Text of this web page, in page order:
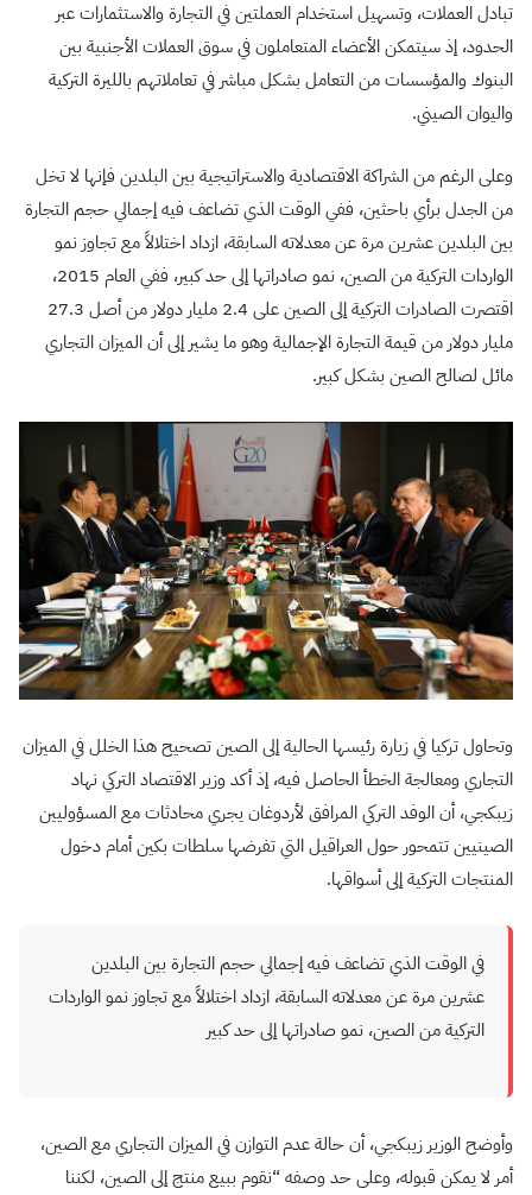
تبادل العملات، وتسهيل استخدام العملتين في التجارة والاستثمارات عبر
الحدود، إذ سيتمكن الأعضاء المتعاملون في سوق العملات الأجنبية بين
البنوك والمؤسسات من التعامل بشكل مباشر في تعاملاتهم بالليرة التركية
واليوان الصيني.
وعلى الرغم من الشراكة الاقتصادية والاستراتيجية بين البلدين فإنها لا تخل
من الجدل برأي باحثين، ففي الوقت الذي تضاعف فيه إجمالي حجم التجارة
بين البلدين عشرين مرة عن معدلاته السابقة، ازداد اختلالاً مع تجاوز نمو
الواردات التركية من الصين، نمو صادراتها إلى حد كبير، ففي العام 2015،
اقتصرت الصادرات التركية إلى الصين على 2.4 مليار دولار من أصل 27.3
مليار دولار من قيمة التجارة الإجمالية وهو ما يشير إلى أن الميزان التجاري
مائل لصالح الصين بشكل كبير.
وتحاول تركيا في زيارة رئيسها الحالية إلى الصين تصحيح هذا الخلل في الميزان
التجاري ومعالجة الخطأ الحاصل فيه، إذ أكد وزير الاقتصاد التركي نهاد
زيبكجي، أن الوفد التركي المرافق لأردوغان يجري محادثات مع المسؤوليين
الصينيين تتمحور حول العراقيل التي تفرضها سلطات بكين أمام دخول
المنتجات التركية إلى أسواقها.
في الوقت الذي تضاعف فيه إجمالي حجم التجارة بين البلدين
عشرين مرة عن معدلاته السابقة، ازداد اختلالاً مع تجاوز نمو الواردات
التركية من الصين، نمو صادراتها إلى حد كبير
وأوضح الوزير زيبكجي، أن حالة عدم التوازن في الميزان التجاري مع الصين،
أمر لا يمكن قبوله، وعلى حد وصفه “نقوم ببيع منتج إلى الصين، لكننا